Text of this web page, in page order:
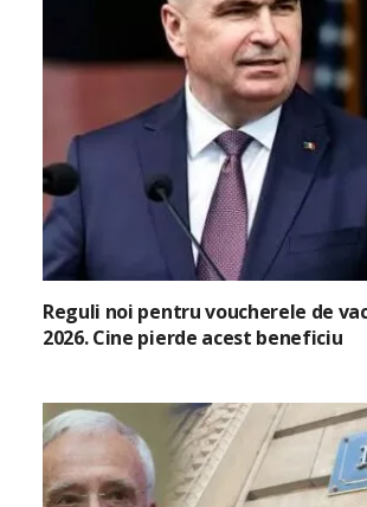
Reguli noi pentru voucherele de
2026. Cine pierde acest beneficiu